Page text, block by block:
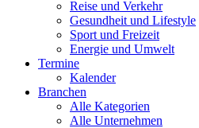
Reise und Verkehr
Gesundheit und Lifestyle
Sport und Freizeit
Energie und Umwelt
Termine
Kalender
Branchen
Alle Kategorien
Alle Unternehmen